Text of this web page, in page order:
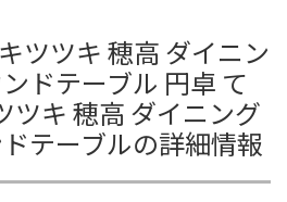
ツツキ 穂高 ダイニン
ドテーブル 円卓 て
ツキ 穂高 ダイニング
テーブルの詳細情報